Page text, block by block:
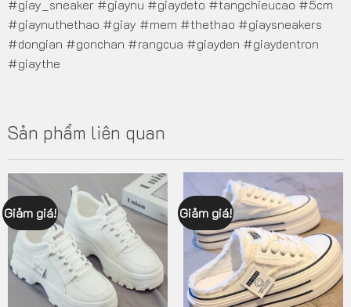
#giay_sneaker #giaynu #giaydeto #tangchieucao #5cm
#giaynuthethao #giay #mem #thethao #giaysneakers
#dongian #gonchan #rangcua #giayden #giaydentron
#giaythe
Sản phẩm liên quan
Giảm giá! Giảm giá!